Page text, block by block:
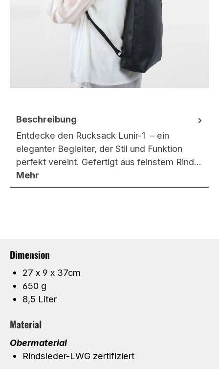
Beschreibung
Entdecke den Rucksack Lunir-1 – ein
eleganter Begleiter, der Stil und Funktion
perfekt vereint. Gefertigt aus feinstem Rind…
Mehr
Dimension
27 x 9 x 37cm
650 g
8,5 Liter
Material
Obermaterial
Rindsleder-LWG zertifiziert